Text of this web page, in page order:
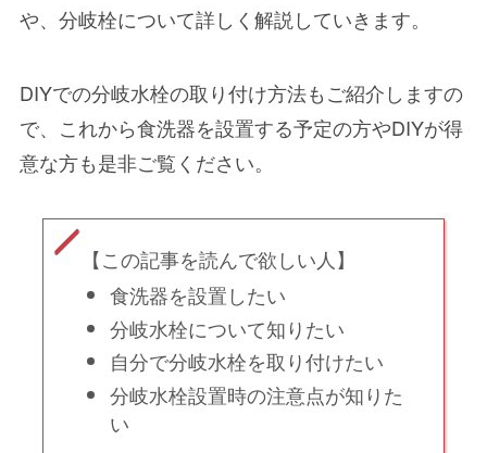
や、 分岐栓について詳しく解説していきます。
DIYでの分岐水栓の取り付け方法もご紹介しますの
で、これから食洗器を設置する予定の方やDIYが得
意な方も是非ご覧ください。
【この記事を読んで欲しい人】
食洗器を設置したい
分岐水栓について知りたい
自分で分岐水栓を取り付けたい
分岐水栓設置時の注意点が知りた
い